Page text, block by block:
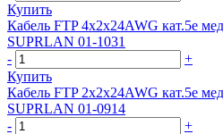
Купить
Кабель FTP 4х2х24AWG кат.5е
SUPRLAN 01-1031
-
+
Купить
Кабель FTP 2х2х24AWG кат.5е
SUPRLAN 01-0914
-
+